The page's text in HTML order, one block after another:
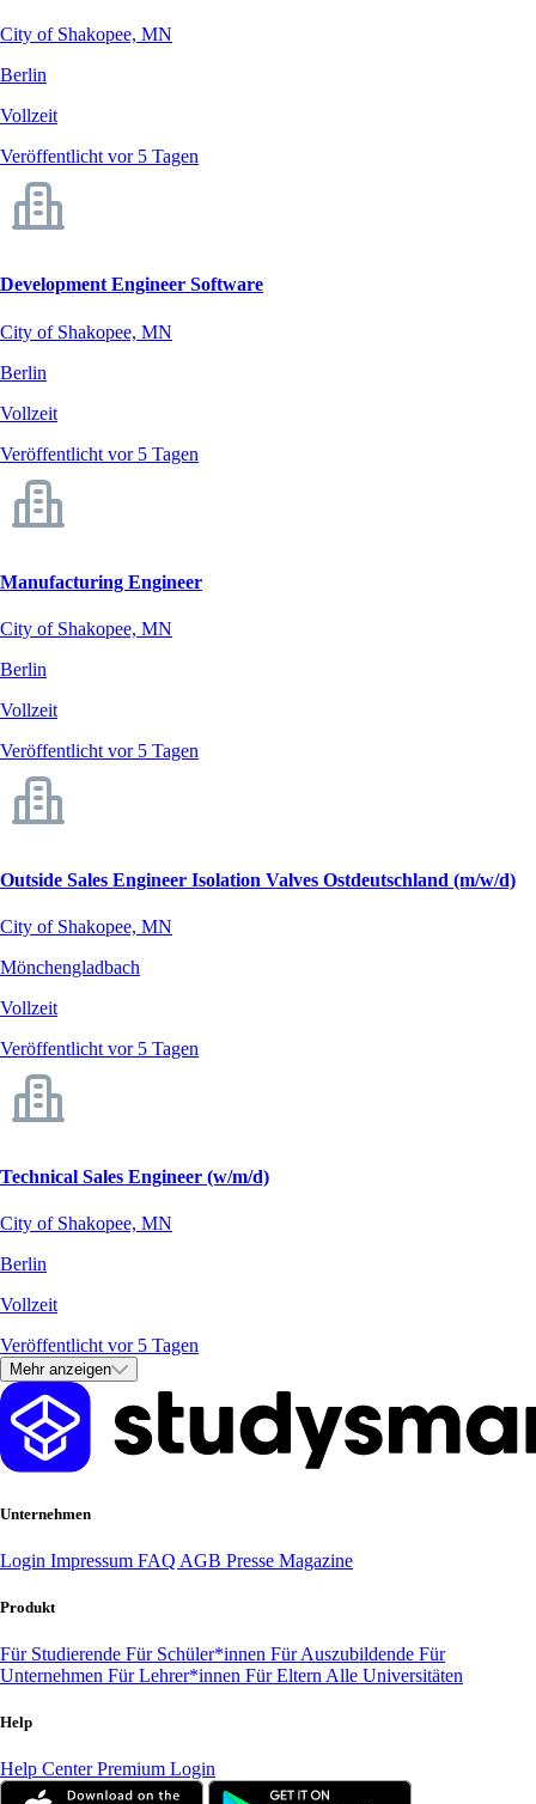
City of Shakopee, MN
Berlin
Vollzeit
Veröffentlicht vor 5 Tagen
Development Engineer Software
City of Shakopee, MN
Berlin
Vollzeit
Veröffentlicht vor 5 Tagen
Manufacturing Engineer
City of Shakopee, MN
Berlin
Vollzeit
Veröffentlicht vor 5 Tagen
Outside Sales Engineer Isolation Valves Ostdeutschland (m/w/d)
City of Shakopee, MN
Mönchengladbach
Vollzeit
Veröffentlicht vor 5 Tagen
Technical Sales Engineer (w/m/d)
City of Shakopee, MN
Berlin
Vollzeit
Veröffentlicht vor 5 Tagen
Mehr anzeigen
Unternehmen
Login Impressum FAQ AGB Presse Magazine
Produkt
Für Studierende Für Schüler*innen Für Auszubildende Für
Unternehmen Für Lehrer*innen Für Eltern Alle Universitäten
Help
Help CenterPremium Login